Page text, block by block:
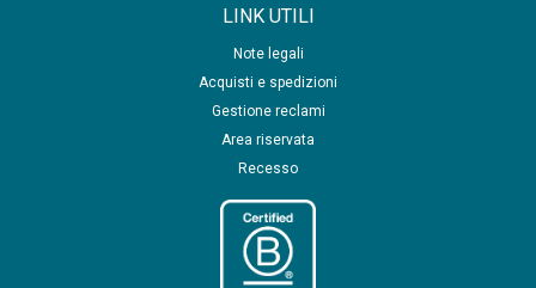
LINK UTILI
Note legali
Acquisti e spedizioni
Gestione reclami
Area riservata
Recesso